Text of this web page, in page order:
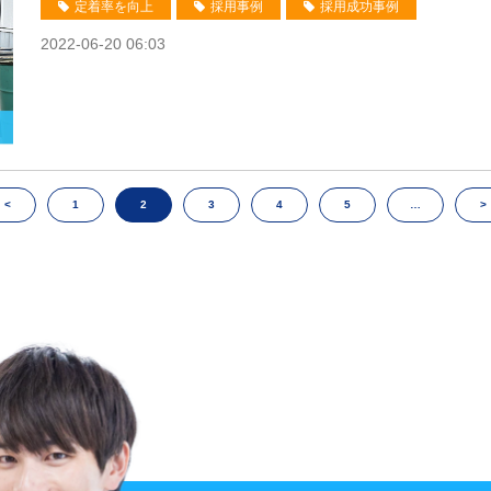
定着率を向上 採用事例 採用成功事例
2022-06-20 06:03
< 1 2 3 4 5 >